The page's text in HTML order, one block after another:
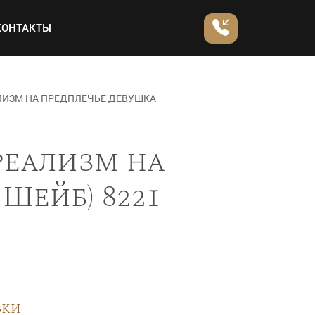
НА ПРЕДПЛЕЧЬЕ ДЕВУШКА
на
8221